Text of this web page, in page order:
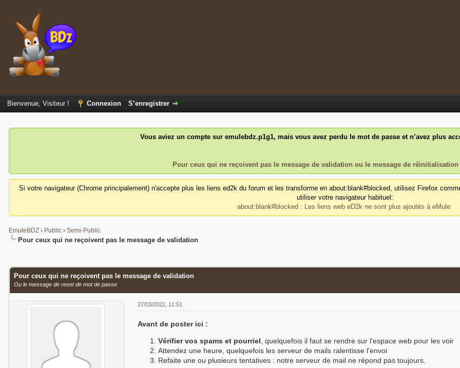
Bienvenue, Visiteur ! Connexion S’enregistrer
Vous aviez un compte sur emulebdz.p1g1, mais vous avez perdu le mot de passe et n’avez plus
Pour ceux qui ne reçoivent pas le message de validation ou le message de réinitialisation
Si votre navigateur (Chrome principalement) n'accepte plus les liens ed2k du forum et les transforme en about:blank#blocked, utilisez Firefox
utiliser votre navigateur habituel:
about:blank#blocked : Les liens web eD2k ne sont plus ajoutés à eMule
EmuleBDZ› Public› Semi-Public
Pour ceux qui ne reçoivent pas le message de validation
Pour ceux qui ne reçoivent pas le message de validation
Ou le message de reset de mot de passe
27/03/2022, 11:51
Avant de poster ici :
Vérifier vos spams et pourriel , quelquefois il faut se rendre sur l'espace web pour les voir
Attendez une heure, quelquefois les serveur de mails ralentisse l'envoi
Refaite une ou plusieurs tentatives : notre serveur de mail ne répond pas toujours.